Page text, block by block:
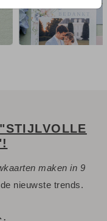
maken in 9
nieuwste trends.